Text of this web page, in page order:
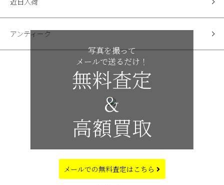
アンティーク
写真を撮って
メールで送るだけ！
無料査定
&
高額買取
メールでの無料査定はこちら
CALENDAR